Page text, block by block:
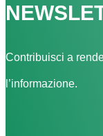
Contribuisci a
l’informazione.